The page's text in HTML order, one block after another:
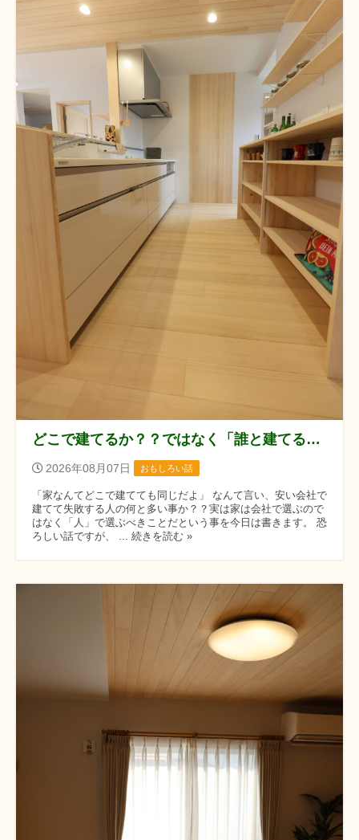
どこで建てるか？？ではなく「誰と建てるか？？」です！！
2026年08月07日 おもしろい話
「家なんてどこで建てても同じだよ」 なんて言い、安い会社で
建てて失敗する人の何と多い事か？？実は家は会社で選ぶので
はなく「人」で選ぶべきことだという事を今日は書きます。 恐
ろしい話ですが、 ... 続きを読む »